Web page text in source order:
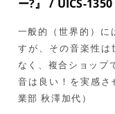
ー?』 / UICS-
一般的（世界的）
すが、その音楽性
なく、複合ショップ
音は良い！を実感
業部 秋澤加代）